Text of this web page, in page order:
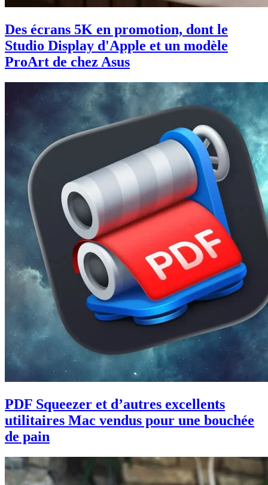
Des écrans 5K en promotion, dont le
Studio Display d'Apple et un modèle
ProArt de chez Asus
PDF Squeezer et d’autres excellents
utilitaires Mac vendus pour une bouchée
de pain